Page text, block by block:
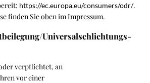
https://ec.europa.eu/consumers/odr/.
finden Sie oben im Impressum.
Universal­schlichtungs­
verpflichtet, an
vor einer